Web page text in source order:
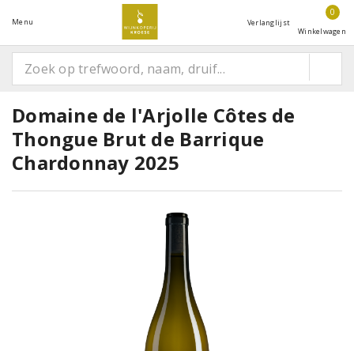
Menu Verlanglijst
0
Winkelwagen
Domaine de l'Arjolle Côtes de
Thongue Brut de Barrique
Chardonnay 2025